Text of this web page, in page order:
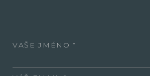
VAŠE JMÉNO